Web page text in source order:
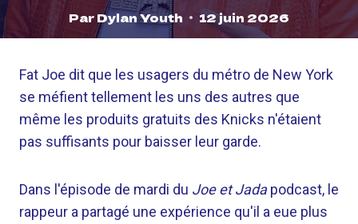
ParDylan Youth 12 juin 2026
Fat Joe dit que les usagers du métro de New York
se méfient tellement les uns des autres que
même les produits gratuits des Knicks n'étaient
pas suffisants pour baisser leur garde.
Dans l'épisode de mardi du Joe et Jadapodcast, le
rappeur a partagé une expérience qu'il a eue plus